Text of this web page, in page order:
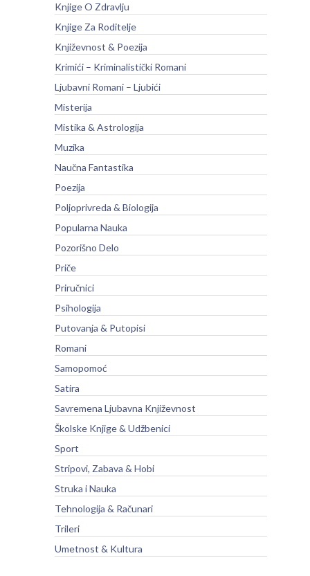
Knjige O Zdravlju
Knjige Za Roditelje
Književnost & Poezija
Krimići – Kriminalistički Romani
Ljubavni Romani – Ljubići
Misterija
Mistika & Astrologija
Muzika
Naučna Fantastika
Poezija
Poljoprivreda & Biologija
Popularna Nauka
Pozorišno Delo
Priče
Priručnici
Psihologija
Putovanja & Putopisi
Romani
Samopomoć
Satira
Savremena Ljubavna Književnost
Školske Knjige & Udžbenici
Sport
Stripovi, Zabava & Hobi
Struka i Nauka
Tehnologija & Računari
Trileri
Umetnost & Kultura